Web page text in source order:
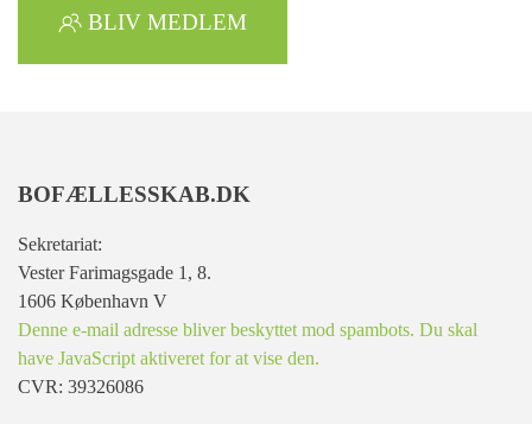
BLIV MEDLEM
BOFÆLLESSKAB.DK
Sekretariat:
Vester Farimagsgade 1, 8.
1606 København V
Denne e-mail adresse bliver beskyttet mod spambots. Du skal
have JavaScript aktiveret for at vise den.
CVR: 39326086